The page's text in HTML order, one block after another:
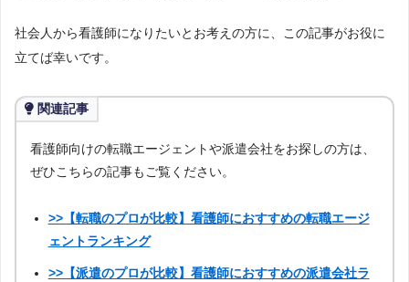
社会人から看護師になりたいとお考えの方に、この記事がお役に
立てば幸いです。
関連記事
看護師向けの転職エージェントや派遣会社をお探しの方は、
ぜひこちらの記事もご覧ください。
>>【転職のプロが比較】看護師におすすめの転職エージ
ェントランキング
>>【派遣のプロが比較】看護師におすすめの派遣会社ラ